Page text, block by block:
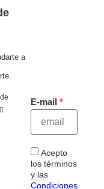
a
E-mail
Acepto
los términos
y las
Condiciones